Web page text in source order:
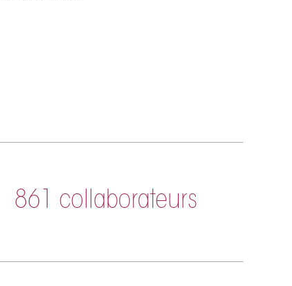
861 collaborateurs